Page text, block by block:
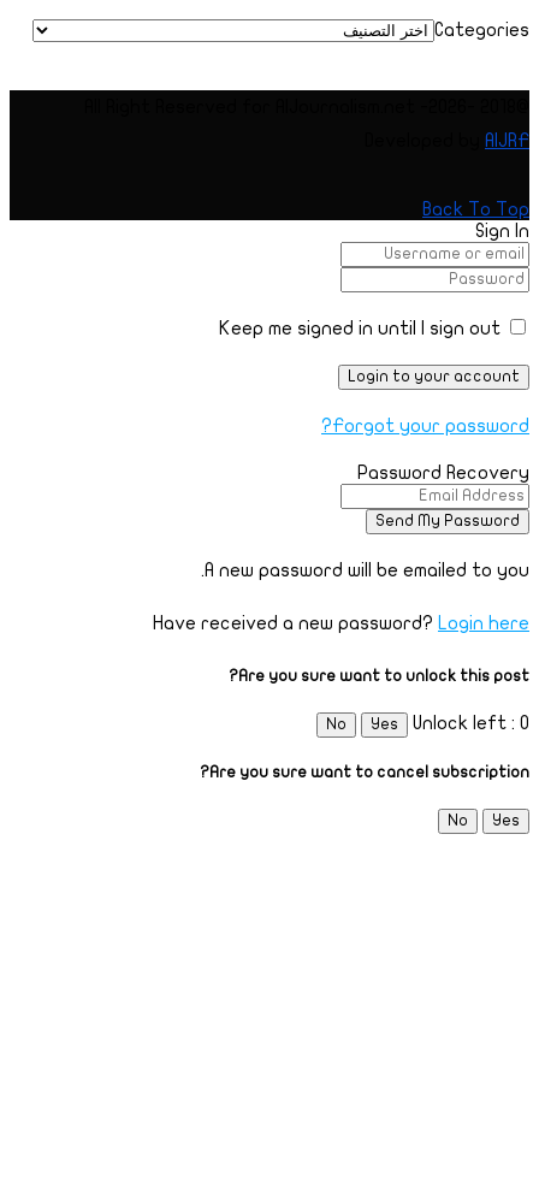
Categories
AIJRF
Back To Top
Sign In
Forgot your password?
Password Recovery
A new password will be emailed to you.
Have received a new password? Login here
Are you sure want to unlock this post?
Unlock left : 0
Yes
No
Are you sure want to cancel subscription?
Yes
No